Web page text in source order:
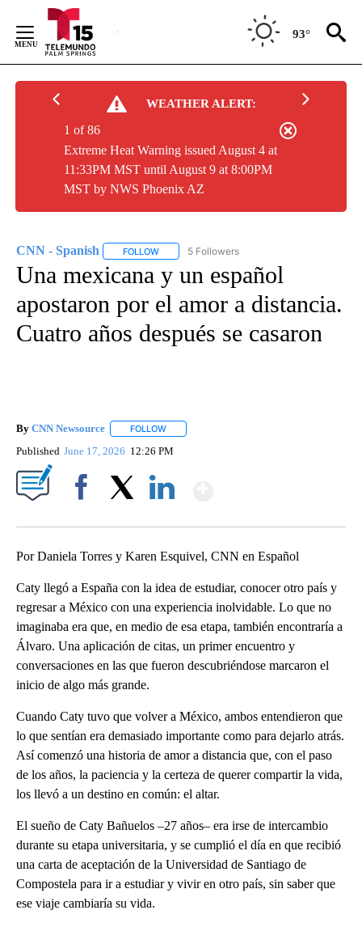
Content
93°
WEATHER ALERT:
Extreme Heat Warning issued August 4 at
11:33PM MST until August 9 at 8:00PM
MST by NWS Phoenix AZ
1 of 86
CNN - Spanish FOLLOW FOLLOW "CNN - SPANISH" TO RECEIVE
5 Followers
Una mexicana y un español
apostaron por el amor a distancia.
Cuatro años después se casaron
By CNN Newsource FOLLOW
Published June 17, 2026 12:26 PM
Por Daniela Torres y Karen Esquivel, CNN en Español
Caty llegó a España con la idea de estudiar, conocer otro país y
regresar a México con una experiencia inolvidable. Lo que no
imaginaba era que, en medio de esa etapa, también encontraría a
Álvaro. Una aplicación de citas, un primer encuentro y
conversaciones en las que fueron descubriéndose marcaron el
inicio de algo más grande.
Cuando Caty tuvo que volver a México, ambos entendieron que
lo que sentían era demasiado importante como para dejarlo atrás.
Así comenzó una historia de amor a distancia que, con el paso
de los años, la paciencia y la certeza de querer compartir la vida,
los llevó a un destino en común: el altar.
El sueño de Caty Bañuelos –27 años– era irse de intercambio
durante su etapa universitaria, y se cumplió el día en que recibió
una carta de aceptación de la Universidad de Santiago de
Compostela para ir a estudiar y vivir en otro país, sin saber que
ese viaje cambiaría su vida.